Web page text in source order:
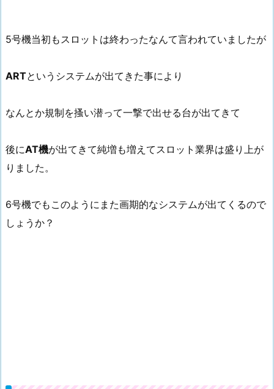
5号機当初もスロットは終わったなんて言われていましたが
ARTというシステムが出てきた事により
なんとか規制を搔い潜って一撃で出せる台が出てきて
後にAT機が出てきて純増も増えてスロット業界は盛り上が
りました。
6号機でもこのようにまた画期的なシステムが出てくるので
しょうか？